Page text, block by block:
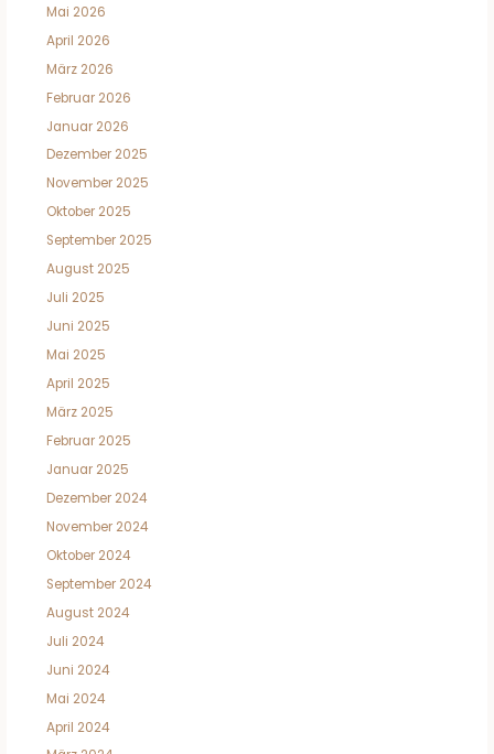
Mai 2026
April 2026
März 2026
Februar 2026
Januar 2026
Dezember 2025
November 2025
Oktober 2025
September 2025
August 2025
Juli 2025
Juni 2025
Mai 2025
April 2025
März 2025
Februar 2025
Januar 2025
Dezember 2024
November 2024
Oktober 2024
September 2024
August 2024
Juli 2024
Juni 2024
Mai 2024
April 2024